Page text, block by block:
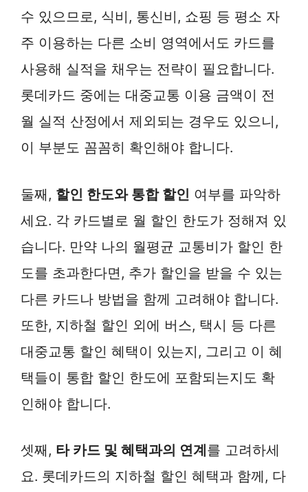
수 있으므로, 식비, 통신비, 쇼핑 등 평소 자
주 이용하는 다른 소비 영역에서도 카드를
사용해 실적을 채우는 전략이 필요합니다.
롯데카드 중에는 대중교통 이용 금액이 전
월 실적 산정에서 제외되는 경우도 있으니,
이 부분도 꼼꼼히 확인해야 합니다.
둘째, 할인 한도와 통합 할인 여부를 파악하
세요. 각 카드별로 월 할인 한도가 정해져 있
습니다. 만약 나의 월평균 교통비가 할인 한
도를 초과한다면, 추가 할인을 받을 수 있는
다른 카드나 방법을 함께 고려해야 합니다.
또한, 지하철 할인 외에 버스, 택시 등 다른
대중교통 할인 혜택이 있는지, 그리고 이 혜
택들이 통합 할인 한도에 포함되는지도 확
인해야 합니다.
셋째, 타 카드 및 혜택과의 연계를 고려하세
요. 롯데카드의 지하철 할인 혜택과 함께, 다